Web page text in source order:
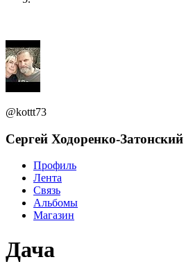
@kottt73
Сергей Ходоренко-Затонский
Профиль
Лента
Связь
Альбомы
Магазин
Дача